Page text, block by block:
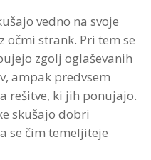
vedno na svoje
očmi strank. Pri tem se
zgolj oglaševanih
ampak predvsem
rešitve, ki jih ponujajo.
skušajo dobri
se čim temeljiteje